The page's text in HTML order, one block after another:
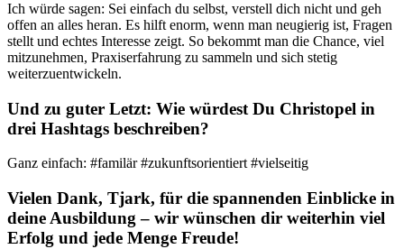
Ich würde sagen: Sei einfach du selbst, verstell dich nicht und geh
offen an alles heran. Es hilft enorm, wenn man neugierig ist, Fragen
stellt und echtes Interesse zeigt. So bekommt man die Chance, viel
mitzunehmen, Praxiserfahrung zu sammeln und sich stetig
weiterzuentwickeln.
Und zu guter Letzt: Wie würdest Du Christopel in
drei Hashtags beschreiben?
Ganz einfach: #familär #zukunftsorientiert #vielseitig
Vielen Dank, Tjark, für die spannenden Einblicke in
deine Ausbildung – wir wünschen dir weiterhin viel
Erfolg und jede Menge Freude!